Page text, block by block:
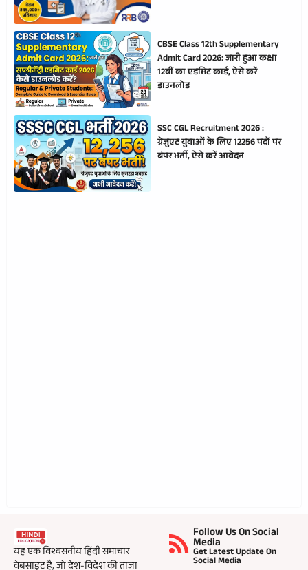
CBSE Class 12th Supplementary
Admit Card 2026: जारी हुआ कक्षा
12वीं का एडमिट कार्ड, ऐसे करें
डाउनलोड
SSC CGL Recruitment 2026 :
ग्रेजुएट युवाओं के लिए 12256 पदों पर
बंपर भर्ती, ऐसे करें आवेदन
यह एक विश्वसनीय हिंदी समाचार
Follow Us On Social
Media
Get Latest Update On
Social Media